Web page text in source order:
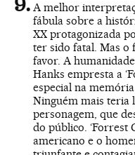
A melhor
fábula sobre a
XX protagonizada
ter sido fatal. Mas o
favor. A
Hanks empresta a
especial na
Ninguém mais teria
personagem, que
do público. ‘Forrest
americano e o